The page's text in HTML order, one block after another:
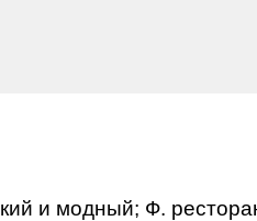
и модный; Ф.